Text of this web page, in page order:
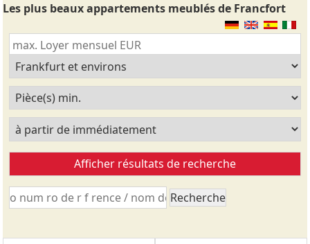
Les plus beaux appartements meublés de Francfort